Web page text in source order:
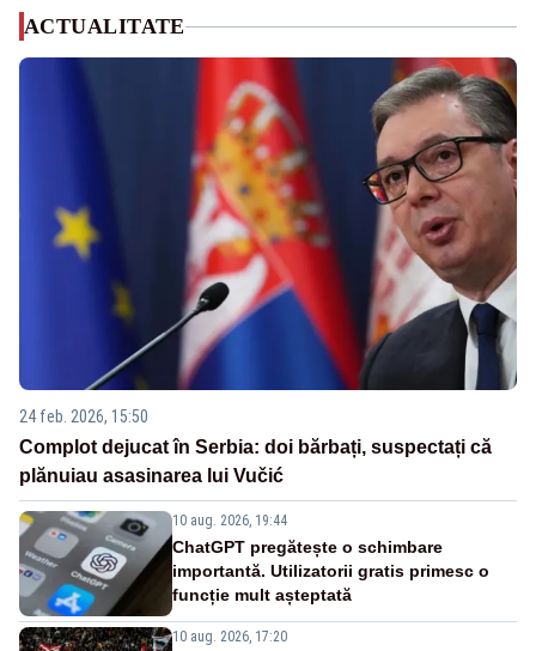
ACTUALITATE
24 feb. 2026, 15:50
Complot dejucat în Serbia: doi bărbați, suspectați că
plănuiau asasinarea lui Vučić
10 aug. 2026, 19:44
ChatGPT pregătește o schimbare
importantă. Utilizatorii gratis primesc o
funcție mult așteptată
10 aug. 2026, 17:20